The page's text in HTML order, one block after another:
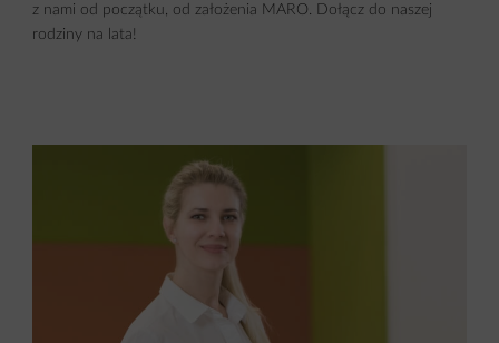
z nami od początku, od założenia MARO. Dołącz do naszej
rodziny na lata!